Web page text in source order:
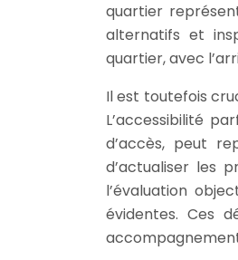
quartier
alternatifs et
quartier, avec
Il est toutefois
L’accessibilité
d’accès, peut
d’actualiser les
l’évaluation
évidentes. Ces